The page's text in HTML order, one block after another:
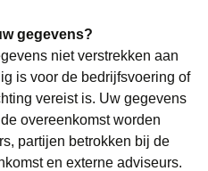
gegevens?
niet verstrekken aan
is voor de bedrijfsvoering of
vereist is. Uw gegevens
overeenkomst worden
partijen betrokken bij de
en externe adviseurs.